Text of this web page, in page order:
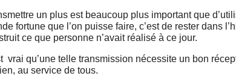
un plus est beaucoup plus important que
fortune que l’on puisse faire, c’est de rester dans
ce que personne n’avait réalisé à ce jour.
vrai qu’une telle transmission nécessite un bon
au service de tous.